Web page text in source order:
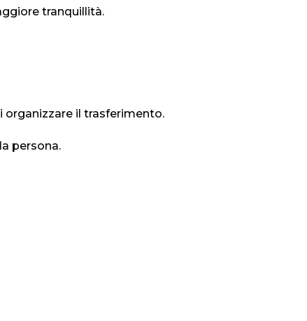
tranquillità.
il trasferimento.
persona.